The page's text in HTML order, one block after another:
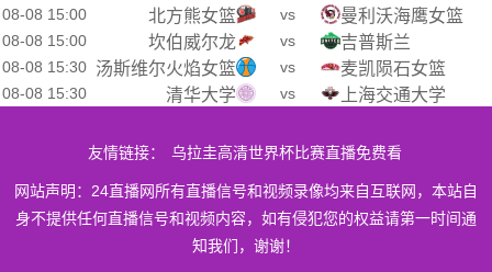
08-08 15:00 北方熊女篮 vs 曼利沃海鹰女篮
08-08 15:00 坎伯威尔龙 vs 吉普斯兰
08-08 15:30 汤斯维尔火焰女篮 vs 麦凯陨石女篮
08-08 15:30 清华大学 vs 上海交通大学
友情链接： 乌拉圭高清世界杯比赛直播免费看
网站声明：24直播网所有直播信号和视频录像均来自互联网，本站自
身不提供任何直播信号和视频内容，如有侵犯您的权益请第一时间通
知我们，谢谢！